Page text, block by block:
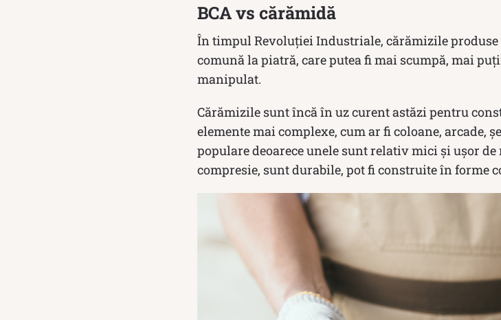
BCA vs cărămidă
În timpul Revoluției Industriale, cărămizile
comună la piatră, care putea fi mai scumpă, mai
manipulat.
Cărămizile sunt încă în uz curent astăzi pentru
elemente mai complexe, cum ar fi coloane, arcade,
populare deoarece unele sunt relativ mici și ușor
compresie, sunt durabile, pot fi construite în forme